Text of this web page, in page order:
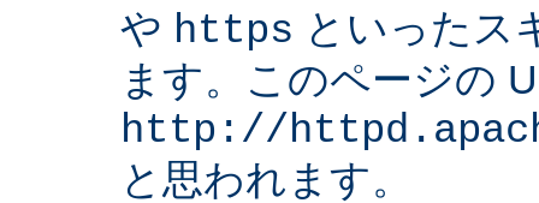
や https といったス
ます。このページの
http://
と思われます。